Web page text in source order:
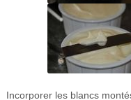
Incorporer les blancs